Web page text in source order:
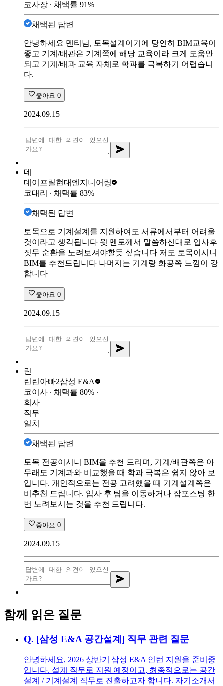
코사장 ∙ 채택률 91%
채택된 답변
안녕하세요 멘티님, 토목설계이기에 당연히 BIM교육이
좋고 기계/배관은 기계쪽에 해당 교육이라 크게 도움안
되고 기계/배과 교육 자체로 학과를 극복하기 어렵습니
다.
좋아요 0
2024.09.15
데
데이프릴현대엔지니어링
코대리 ∙ 채택률 83%
채택된 답변
토목으로 기계설계를 지원하여도 서류에서부터 어려울
것이라고 생각됩니다 윗 멘토께서 말씀하신대로 입사후
짓무 순환을 노려보셔야할듯 싶습니다 저도 토목이시니
BIM를 추천드립니다 나머지는 기계랑 화공쪽 느낌이 강
합니다
좋아요 0
2024.09.15
린
린린아빠2삼성 E&A
코이사 ∙ 채택률 80% ∙
회사
직무
일치
채택된 답변
토목 전공이시니 BIM을 추천 드리며, 기계/배관쪽은 아
무래도 기계과와 비교했을 때 학과 극복은 쉽지 않아 보
입니다. 개인적으로는 전공 고려했을 때 기계설계쪽은
비추천 드립니다. 입사 후 팀을 이동하거나 잡포스팅 한
번 노려보시는 것을 추천 드립니다.
좋아요 0
2024.09.15
함께 읽은 질문
Q. [삼성 E&A 공간설계] 직무 관련 질문
안녕하세요, 2026 상반기 삼성 E&A 인턴 지원을 준비중
입니다. 설계 직무로 지원 예정이고, 최종적으로는 공간
설계 / 기계설계 직무로 진출하고자 합니다. 자기소개서